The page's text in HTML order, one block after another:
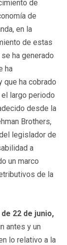
de
de
en la
de estas
ha generado
ha
que ha cobrado
largo periodo
desde la
Brothers,
legislador de
a
un marco
de la
22 de junio,
antes y un
lo relativo a la